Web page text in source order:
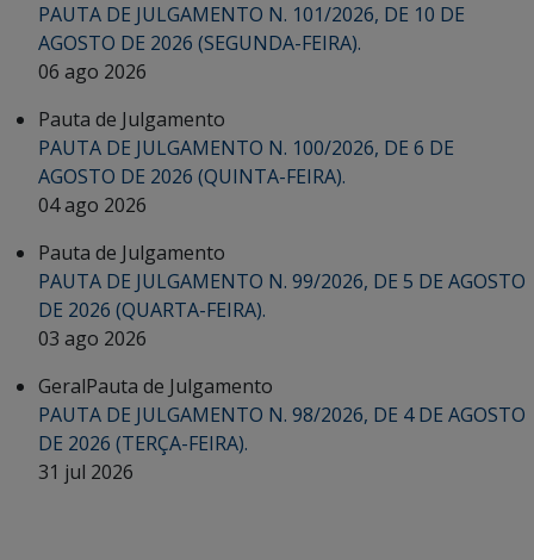
PAUTA DE JULGAMENTO N. 101/2026, DE 10 DE
AGOSTO DE 2026 (SEGUNDA-FEIRA).
06 ago 2026
Pauta de Julgamento
PAUTA DE JULGAMENTO N. 100/2026, DE 6 DE
AGOSTO DE 2026 (QUINTA-FEIRA).
04 ago 2026
Pauta de Julgamento
PAUTA DE JULGAMENTO N. 99/2026, DE 5 DE AGOSTO
DE 2026 (QUARTA-FEIRA).
03 ago 2026
GeralPauta de Julgamento
PAUTA DE JULGAMENTO N. 98/2026, DE 4 DE AGOSTO
DE 2026 (TERÇA-FEIRA).
31 jul 2026